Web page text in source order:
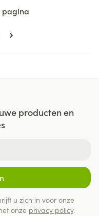
pagina
pagina
producten en
u zich in voor onze
onze privacy policy.